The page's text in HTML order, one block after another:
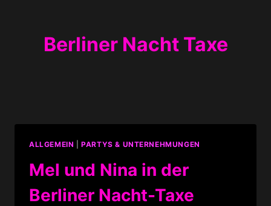
Berliner Nacht Taxe
ALLGEMEIN |PARTYS & UNTERNEHMUNGEN
Mel und Nina in der
Berliner Nacht-Taxe